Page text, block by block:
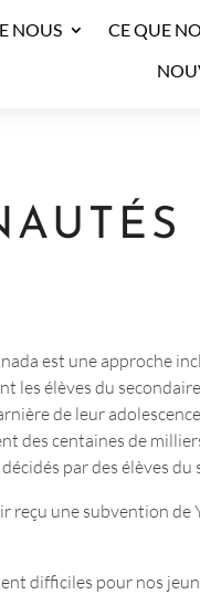
NOUS CE QUE
est une approche
les élèves du
de leur
des centaines de
par des élèves du
reçu une subvention de
difficiles pour nos